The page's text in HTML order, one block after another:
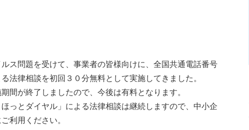
ス問題を受けて、事業者の皆様向けに、全国共通電話番号
法律相談を初回３０分無料として実施してきました。
間が終了しましたので、今後は有料となります。
っとダイヤル」による法律相談は継続しますので、中小企
利用ください。